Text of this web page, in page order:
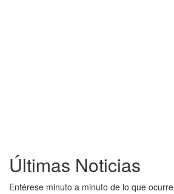
Últimas Noticias
Entérese minuto a minuto de lo que ocurre